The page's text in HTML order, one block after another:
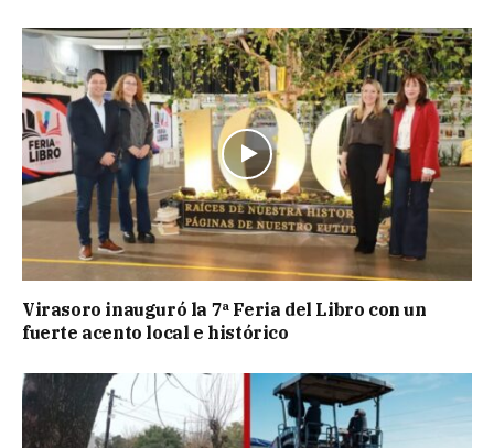
Virasoro inauguró la 7ª Feria del Libro con un
fuerte acento local e histórico